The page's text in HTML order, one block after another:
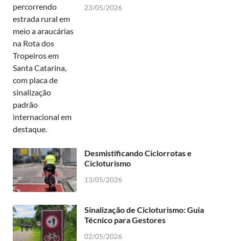
23/05/2026
Desmistificando Ciclorrotas e
Cicloturismo
13/05/2026
Sinalização de Cicloturismo: Guia
Técnico para Gestores
02/05/2026